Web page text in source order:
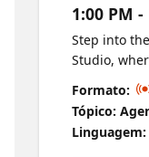
1:00 PM -
Step into
Studio,
digital
uncover the
your own
boundaries
Formato:
Tópico: